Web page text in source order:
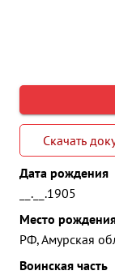
Скачать
Дата рождения
__.__.1905
Место
РФ, Амурская
Воинская часть